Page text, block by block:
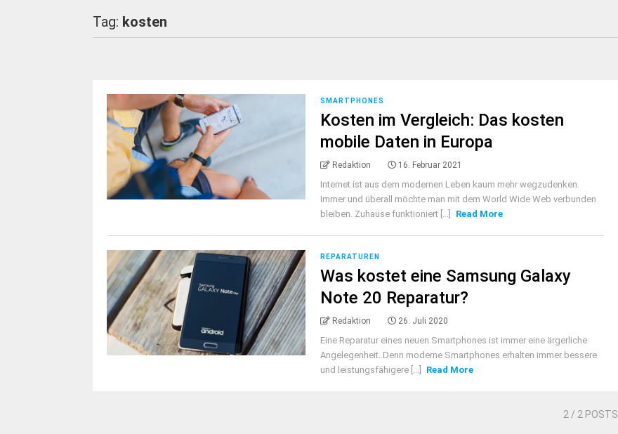
Tag: kosten
SMARTPHONES
Kosten im Vergleich: Das kosten
mobile Daten in Europa
Redaktion 16. Februar 2021
Internet ist aus dem modernen Leben kaum mehr wegzudenken.
Immer und überall möchte man mit dem World Wide Web verbunden
bleiben. Zuhause funktioniert [...]
Read More
REPARATUREN
Was kostet eine Samsung Galaxy
Note 20 Reparatur?
Redaktion 26. Juli 2020
Eine Reparatur eines neuen Smartphones ist immer eine ärgerliche
Angelegenheit. Denn moderne Smartphones erhalten immer bessere
und leistungsfähigere [...]
Read More
2 / 2 POSTS